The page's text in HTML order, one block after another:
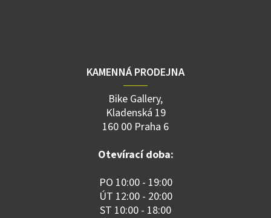
KAMENNÁ PRODEJNA
Bike Gallery,
Kladenská 19
160 00 Praha 6
Otevírací doba:
PO 10:00 - 19:00
ÚT 12:00 - 20:00
ST 10:00 - 18:00